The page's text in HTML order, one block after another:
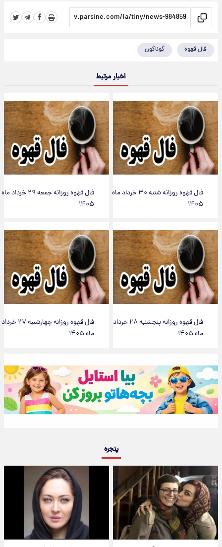
فال قهوه گوناگون
اخبار مرتبط
فال قهوه روزانه شنبه ۳۰ خرداد ماه
۱۴۰۵
فال قهوه روزانه جمعه ۲۹ خرداد ماه
۱۴۰۵
فال قهوه روزانه پنجشنبه ۲۸ خرداد
ماه ۱۴۰۵
فال قهوه روزانه چهارشنبه ۲۷ خرداد
ماه ۱۴۰۵
پنجره